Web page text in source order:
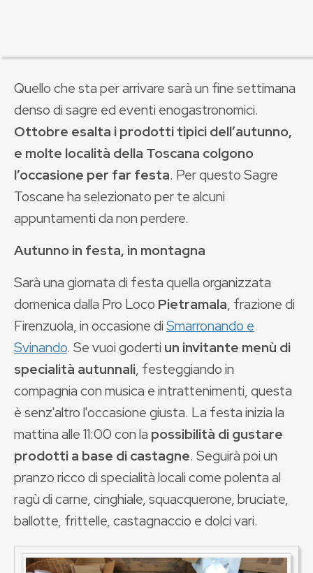
Quello che sta per arrivare sarà un fine settimana
denso di sagre ed eventi enogastronomici.
Ottobre esalta i prodotti tipici dell’autunno,
e molte località della Toscana colgono
l’occasione per far festa. Per questo Sagre
Toscane ha selezionato per te alcuni
appuntamenti da non perdere.
Autunno in festa, in montagna
Sarà una giornata di festa quella organizzata
domenica dalla Pro Loco Pietramala, frazione di
Firenzuola, in occasione diSmarronando e
Svinando. Se vuoi goderti un invitante menù di
specialità autunnali, festeggiando in
compagnia con musica e intrattenimenti, questa
è senz'altro l'occasione giusta. La festa inizia la
mattina alle 11:00 con la possibilità di gustare
prodotti a base di castagne. Seguirà poi un
pranzo ricco di specialità locali come polenta al
ragù di carne, cinghiale, squacquerone, bruciate,
ballotte, frittelle, castagnaccio e dolci vari.